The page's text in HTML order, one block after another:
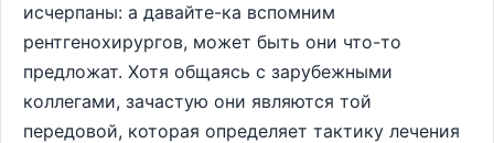
исчерпаны: а давайте-ка вспомним
рентгенохирургов, может быть они что-то
предложат. Хотя общаясь с зарубежными
коллегами, зачастую они являются той
передовой, которая определяет тактику лечения